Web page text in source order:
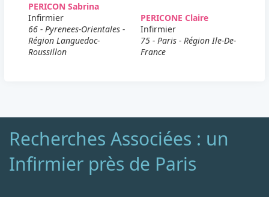
PERICON Sabrina
Infirmier
66 - Pyrenees-Orientales -
Région Languedoc-
Roussillon
PERICONE Claire
Infirmier
75 - Paris - Région Ile-De-
France
Recherches Associées : un
Infirmier près de Paris